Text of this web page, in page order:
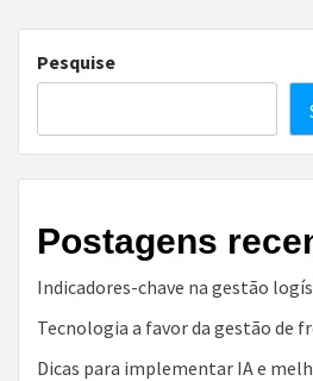
Pesquise
Postagens
Indicadores-chave na gestão
Tecnologia a favor da gestão de
Dicas para implementar IA e